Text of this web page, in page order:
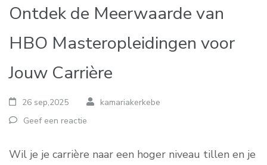
Ontdek de Meerwaarde van
HBO Masteropleidingen voor
Jouw Carrière
26 sep,2025
kamariakerkebe
Geef een reactie
Wil je je carrière naar een hoger niveau tillen en je